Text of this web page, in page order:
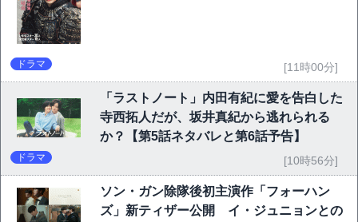
ドラマ [11時00分]
「ラストノート」内田有紀に愛を告白した
寺西拓人だが、坂井真紀から逃れられる
か？【第5話ネタバレと第6話予告】
ドラマ [10時56分]
ソン・ガン除隊後初主演作「フォーハン
ズ」新ティザー公開 イ・ジュニョンとの